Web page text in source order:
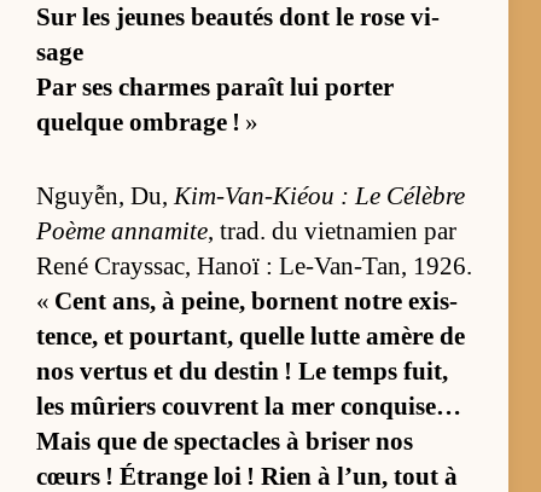
Sur les jeunes beau­tés dont le rose vi­
sage
Par ses charmes pa­raît lui por­ter
quelque om­brage ! »
Nguyễn, Du,Kim-Van-Kiéou : Le Cé­lèbre
Poème an­na­mite, trad. du viet­na­mien par
René Crays­sac, Ha­noï : Le-Van-Tan, 1926.
« Cent ans, à pei­ne, bornent notre exis­
ten­ce, et pour­tant, quelle lutte amère de
nos ver­tus et du des­tin ! Le temps fuit,
les mû­riers couvrent la mer conqui­se…
Mais que de spec­tacles à bri­ser nos
cœurs ! Étrange loi ! Rien à l’un, tout à